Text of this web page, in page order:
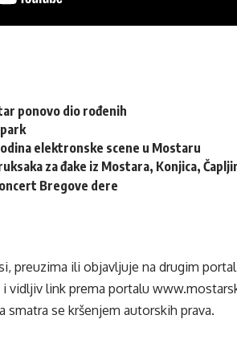
ponovo dio rođenih
elektronske scene u Mostaru
za đake iz Mostara, Konjica,
Bregove dere
preuzima ili objavljuje na drugim
vidljiv link prema portalu
smatra se kršenjem autorskih prava.